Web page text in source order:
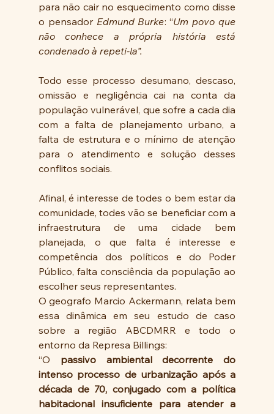
para não cair no esquecimento como disse
o pensador Edmund Burke: “Um povo que
não conhece a própria história está
condenado à repeti-la”.
Todo esse processo desumano, descaso,
omissão e negligência cai na conta da
população vulnerável, que sofre a cada dia
com a falta de planejamento urbano, a
falta de estrutura e o mínimo de atenção
para o atendimento e solução desses
conflitos sociais.
Afinal, é interesse de todes o bem estar da
comunidade, todes vão se beneficiar com a
infraestrutura de uma cidade bem
planejada, o que falta é interesse e
competência dos políticos e do Poder
Público, falta consciência da população ao
escolher seus representantes.
O geografo Marcio Ackermann, relata bem
essa dinâmica em seu estudo de caso
sobre a região ABCDMRR e todo o
entorno da Represa Billings:
“O passivo ambiental decorrente do
intenso processo de urbanização após a
década de 70, conjugado com a política
habitacional insuficiente para atender a